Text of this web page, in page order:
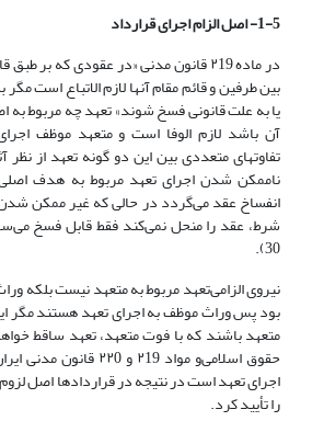
1-5 - اصل الزام اجرای قرارداد
در ماده ۲19 قانون مدنی «در عقودی که بر
بین طرفین و قائم مقام آنها لازم الاتباع است
یا به علت قانونی فسخ شوند» تعهد چه مربوط
آن باشد لازم الوفا است و متعهد موظف
تفاوتهای متعددی بین این دو گونه تعهد از
ناممکن شدن اجرای تعهد مربوط به هدف
انفساخ عقد می‌‌گردد در حالی که غیر ممکن
30).
نیروی الزامی‌‌تعهد مربوط به متعهد نیست بلکه
بود پس وراث موظف به اجرای تعهد هستند مگر
متعهد باشند که با فوت متعهد، تعهد ساقط
حقوق اسلامی‌‌و مواد ۲19 و
اجرای تعهد است در نتیجه در قراردادها اصل
را تأیید کرد.